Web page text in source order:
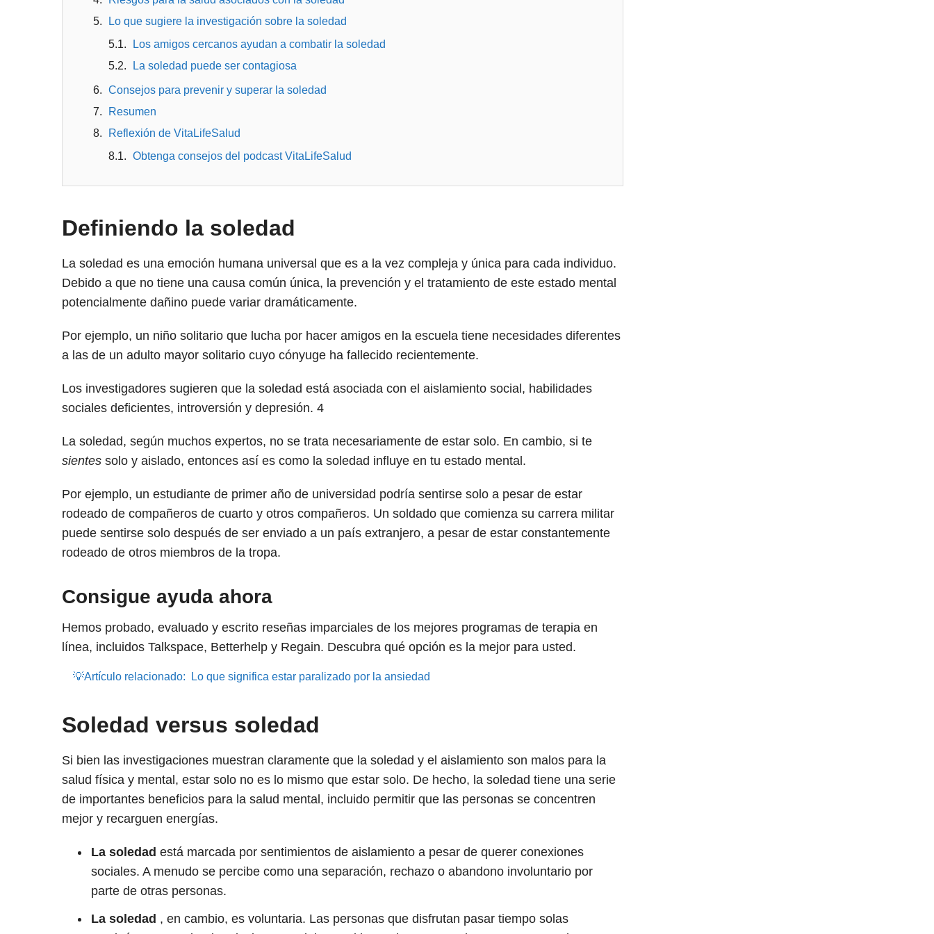
Lo que sugiere la investigación sobre la soledad
Los amigos cercanos ayudan a combatir la soledad
La soledad puede ser contagiosa
Consejos para prevenir y superar la soledad
Resumen
Reflexión de VitaLifeSalud
Obtenga consejos del podcast VitaLifeSalud
Definiendo la soledad
La soledad es una emoción humana universal que es a la vez compleja y única para cada individuo.
Debido a que no tiene una causa común única, la prevención y el tratamiento de este estado mental
potencialmente dañino puede variar dramáticamente.
Por ejemplo, un niño solitario que lucha por hacer amigos en la escuela tiene necesidades diferentes
a las de un adulto mayor solitario cuyo cónyuge ha fallecido recientemente.
Los investigadores sugieren que la soledad está asociada con el aislamiento social, habilidades
sociales deficientes, introversión y depresión. 4
La soledad, según muchos expertos, no se trata necesariamente de estar solo. En cambio, si te
sientessolo y aislado, entonces así es como la soledad influye en tu estado mental.
Por ejemplo, un estudiante de primer año de universidad podría sentirse solo a pesar de estar
rodeado de compañeros de cuarto y otros compañeros. Un soldado que comienza su carrera militar
puede sentirse solo después de ser enviado a un país extranjero, a pesar de estar constantemente
rodeado de otros miembros de la tropa.
Consigue ayuda ahora
Hemos probado, evaluado y escrito reseñas imparciales de los mejores programas de terapia en
línea, incluidos Talkspace, Betterhelp y Regain. Descubra qué opción es la mejor para usted.
💡Artículo relacionado: Lo que significa estar paralizado por la ansiedad
Soledad versus soledad
Si bien las investigaciones muestran claramente que la soledad y el aislamiento son malos para la
salud física y mental, estar solo no es lo mismo que estar solo. De hecho, la soledad tiene una serie
de importantes beneficios para la salud mental, incluido permitir que las personas se concentren
mejor y recarguen energías.
La soledad está marcada por sentimientos de aislamiento a pesar de querer conexiones
sociales. A menudo se percibe como una separación, rechazo o abandono involuntario por
parte de otras personas.
La soledad , en cambio, es voluntaria. Las personas que disfrutan pasar tiempo solas